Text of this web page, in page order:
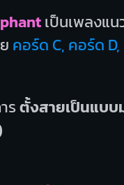
เป็นเพลงแน
คอร์ด C, คอร์ด
รตั้งสายเป็นแบบ